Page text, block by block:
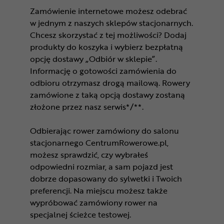
Zamówienie internetowe możesz odebrać
w jednym z naszych sklepów stacjonarnych.
Chcesz skorzystać z tej możliwości? Dodaj
produkty do koszyka i wybierz bezpłatną
opcję dostawy „Odbiór w sklepie”.
Informację o gotowości zamówienia do
odbioru otrzymasz drogą mailową. Rowery
zamówione z taką opcją dostawy zostaną
złożone przez nasz serwis*/**.
Odbierając rower zamówiony do salonu
stacjonarnego CentrumRowerowe.pl,
możesz sprawdzić, czy wybrałeś
odpowiedni rozmiar, a sam pojazd jest
dobrze dopasowany do sylwetki i Twoich
preferencji. Na miejscu możesz także
wypróbować zamówiony rower na
specjalnej ścieżce testowej.